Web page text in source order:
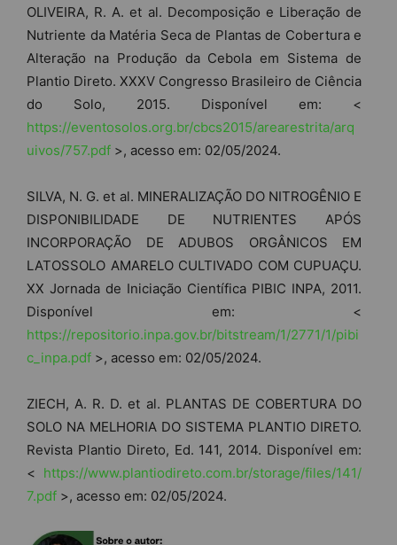
OLIVEIRA, R. A. et al. Decomposição e Liberação de
Nutriente da Matéria Seca de Plantas de Cobertura e
Alteração na Produção da Cebola em Sistema de
Plantio Direto. XXXV Congresso Brasileiro de Ciência
do Solo, 2015. Disponível em: <
https://eventosolos.org.br/cbcs2015/arearestrita/arq
uivos/757.pdf >, acesso em: 02/05/2024.
SILVA, N. G. et al. MINERALIZAÇÃO DO NITROGÊNIO E
DISPONIBILIDADE DE NUTRIENTES APÓS
INCORPORAÇÃO DE ADUBOS ORGÂNICOS EM
LATOSSOLO AMARELO CULTIVADO COM CUPUAÇU.
XX Jornada de Iniciação Científica PIBIC INPA, 2011.
Disponível em: <
https://repositorio.inpa.gov.br/bitstream/1/2771/1/pibi
c_inpa.pdf >, acesso em: 02/05/2024.
ZIECH, A. R. D. et al. PLANTAS DE COBERTURA DO
SOLO NA MELHORIA DO SISTEMA PLANTIO DIRETO.
Revista Plantio Direto, Ed. 141, 2014. Disponível em:
< https://www.plantiodireto.com.br/storage/files/141/
7.pdf >, acesso em: 02/05/2024.